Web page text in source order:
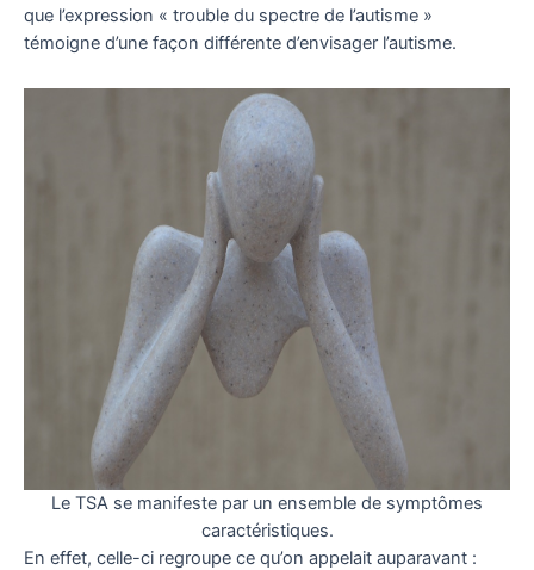
que l’expression « trouble du spectre de l’autisme »
témoigne d’une façon différente d’envisager l’autisme.
Le TSA se manifeste par un ensemble de symptômes
caractéristiques.
En effet, celle-ci regroupe ce qu’on appelait auparavant :